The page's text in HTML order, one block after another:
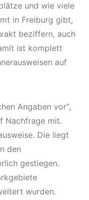
und wie viele
in Freiburg gibt,
beziffern, auch
ist komplett
auf
Angaben vor“,
Nachfrage mit.
Die liegt
den
gestiegen.
wurden.